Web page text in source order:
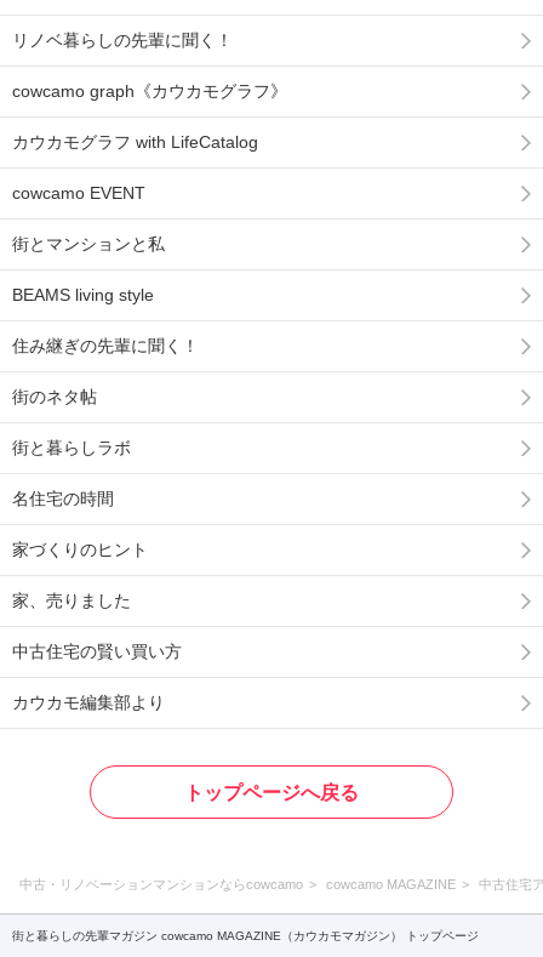
リノベ暮らしの先輩に聞く！
cowcamo graph《カウカモグラフ》
カウカモグラフ with LifeCatalog
cowcamo EVENT
街とマンションと私
BEAMS living style
住み継ぎの先輩に聞く！
街のネタ帖
街と暮らしラボ
名住宅の時間
家づくりのヒント
家、売りました
中古住宅の賢い買い方
カウカモ編集部より
トップページへ戻る
中古・リノベーションマンションならcowcamo cowcamo MAGAZINE 中古住宅
街と暮らしの先輩マガジン cowcamo MAGAZINE（カウカモマガジン） トップページ